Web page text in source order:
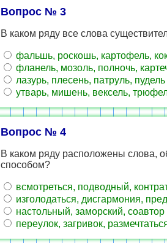
Вопрос № 3
В каком ряду все слова
фальшь, роскошь, картофель,
фланель, мозоль, полночь,
лазурь, плесень, патруль, пудель
утварь, мишень, вексель,
Вопрос № 4
В каком ряду расположены слова,
способом?
всмотреться, подводный,
изголодаться, дисгармония,
настольный, заморский, соавтор
переулок, загривок,